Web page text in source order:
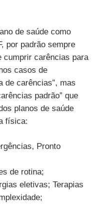
de saúde como
por padrão sempre
cumprir carências para
casos de
de carências”, mas
padrão” que
planos de saúde
física:
Pronto
de rotina;
eletivas; Terapias